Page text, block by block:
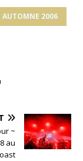
AUTOMNE 2006
~
au